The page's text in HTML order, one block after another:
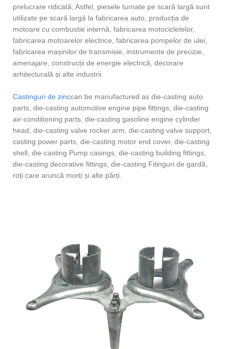
prelucrare ridicată; Astfel, piesele turnate pe scară largă sunt
utilizate pe scară largă la fabricarea auto, producția de
motoare cu combustie internă, fabricarea motocicletelor,
fabricarea motoarelor electrice, fabricarea pompelor de ulei,
fabricarea mașinilor de transmisie, instrumente de precizie,
amenajare, construcții de energie electrică, decorare
arhitecturală și alte industrii.
Castinguri de zinccan be manufactured as die-casting auto
parts, die-casting automotive engine pipe fittings, die-casting
air-conditioning parts, die-casting gasoline engine cylinder
head, die-casting valve rocker arm, die-casting valve support,
casting power parts, die-casting motor end cover, die-casting
shell, die-casting Pump casings, die-casting building fittings,
die-casting decorative fittings, die-casting Fitinguri de gardă,
roți care aruncă morți și alte părți.